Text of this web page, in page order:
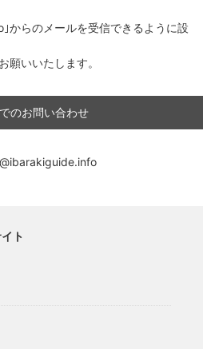
からのメールを受信できるように設
願いいたします。
のお問い合わせ
ト